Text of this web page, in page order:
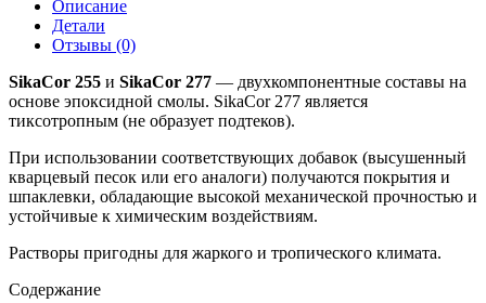
Описание
Детали
Отзывы (0)
SikaCor 255 и SikaCor 277 — двухкомпонентные составы на
основе эпоксидной смолы. SikaCor 277 является
тиксотропным (не образует подтеков).
При использовании соответствующих добавок (высушенный
кварцевый песок или его аналоги) получаются покрытия и
шпаклевки, обладающие высокой механической прочностью и
устойчивые к химическим воздействиям.
Растворы пригодны для жаркого и тропического климата.
Содержание